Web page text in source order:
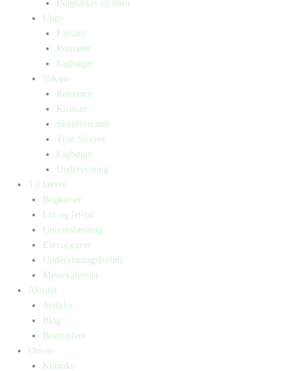
Bogpakker til børn
Unge
Fantasy
Romaner
Fagbøger
Voksne
Romance
Krimier
Skønlitteratur
True Stories
Fagbøger
Undervisning
Til lærere
Bogkasser
Lix og let-tal
Universlæsning
Elevopgaver
Undervisningsforløb
Messekalender
Aktuelt
Artikler
Blog
Bogtrailere
Om os
Kontakt